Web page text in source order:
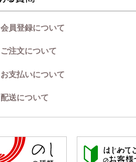
会員登録について
ご注文について
お支払いについて
配送について